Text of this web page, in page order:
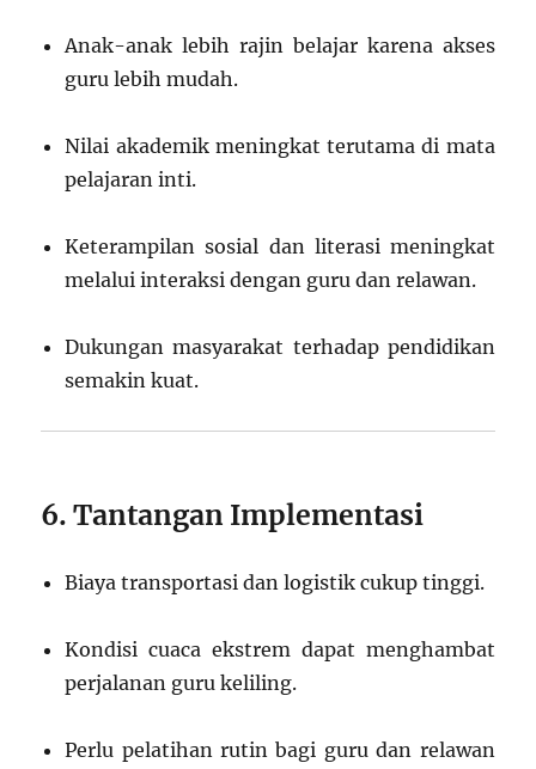
Anak-anak lebih rajin belajar karena akses
guru lebih mudah.
Nilai akademik meningkat terutama di mata
pelajaran inti.
Keterampilan sosial dan literasi meningkat
melalui interaksi dengan guru dan relawan.
Dukungan masyarakat terhadap pendidikan
semakin kuat.
6. Tantangan Implementasi
Biaya transportasi dan logistik cukup tinggi.
Kondisi cuaca ekstrem dapat menghambat
perjalanan guru keliling.
Perlu pelatihan rutin bagi guru dan relawan